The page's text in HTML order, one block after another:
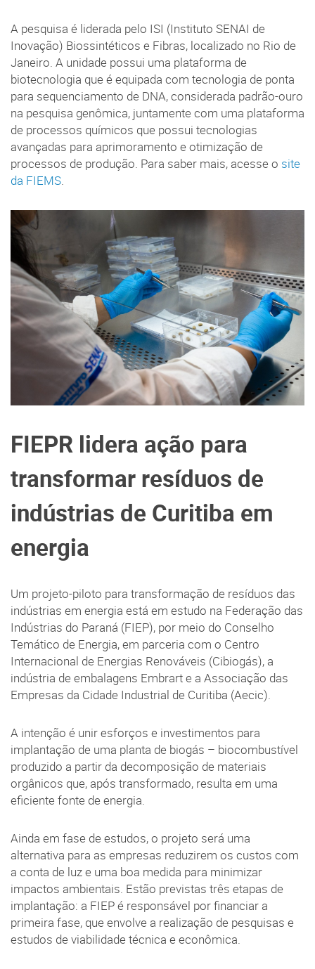
A pesquisa é liderada pelo ISI (Instituto SENAI de
Inovação) Biossintéticos e Fibras, localizado no Rio de
Janeiro. A unidade possui uma plataforma de
biotecnologia que é equipada com tecnologia de ponta
para sequenciamento de DNA, considerada padrão-ouro
na pesquisa genômica, juntamente com uma plataforma
de processos químicos que possui tecnologias
avançadas para aprimoramento e otimização de
processos de produção. Para saber mais, acesse o site
da FIEMS.
FIEPR lidera ação para
transformar resíduos de
indústrias de Curitiba em
energia
Um projeto-piloto para transformação de resíduos das
indústrias em energia está em estudo na Federação das
Indústrias do Paraná (FIEP), por meio do Conselho
Temático de Energia, em parceria com o Centro
Internacional de Energias Renováveis (Cibiogás), a
indústria de embalagens Embrart e a Associação das
Empresas da Cidade Industrial de Curitiba (Aecic).
A intenção é unir esforços e investimentos para
implantação de uma planta de biogás – biocombustível
produzido a partir da decomposição de materiais
orgânicos que, após transformado, resulta em uma
eficiente fonte de energia.
Ainda em fase de estudos, o projeto será uma
alternativa para as empresas reduzirem os custos com
a conta de luz e uma boa medida para minimizar
impactos ambientais. Estão previstas três etapas de
implantação: a FIEP é responsável por financiar a
primeira fase, que envolve a realização de pesquisas e
estudos de viabilidade técnica e econômica.